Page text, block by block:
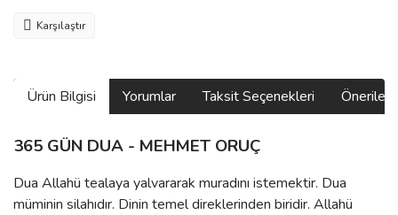
Karşılaştır
Ürün Bilgisi Yorumlar Taksit Seçenekleri
365 GÜN DUA - MEHMET ORUÇ
Dua Allahü tealaya yalvararak muradını istemektir. Dua
müminin silahıdır. Dinin temel direklerinden biridir. Allahü